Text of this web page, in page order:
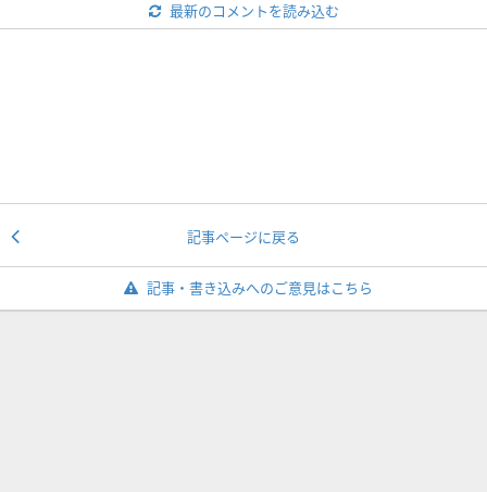
最新のコメントを読み込む
記事ページに戻る
記事・書き込みへのご意見はこちら